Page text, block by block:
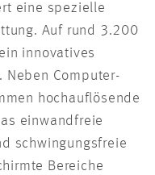
eine spezielle
Auf rund 3.200
innovatives
Neben Computer-
hochauflösende
einwandfreie
schwingungsfreie
Bereiche